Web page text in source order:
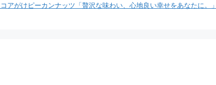
アがけピーカンナッツ「贅沢な味わい、心地良い幸せをあなたに。」